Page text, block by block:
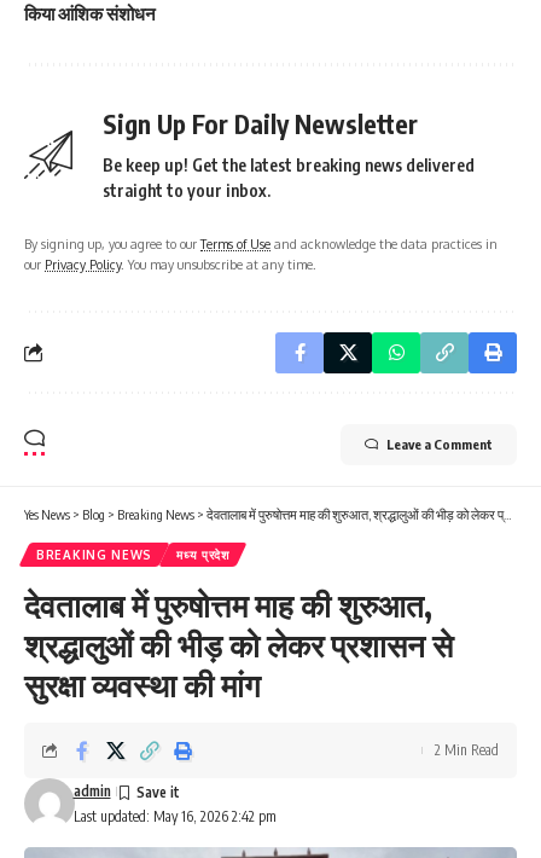
किया आंशिक संशोधन
Sign Up For Daily Newsletter
Be keep up! Get the latest breaking news delivered
straight to your inbox.
By signing up, you agree to ourTerms of Use and acknowledge the data practices in
our Privacy Policy. You may unsubscribe at any time.
Leave a Comment
Yes News > Blog > Breaking News > देवतालाब में पुरुषोत्तम माह की शुरुआत, श्रद्धालुओं की भीड़ को लेकर प्रशासन से सुरक्षा व्यवस्था की मांग
BREAKING NEWS मध्य प्रदेश
देवतालाब में पुरुषोत्तम माह की शुरुआत,
श्रद्धालुओं की भीड़ को लेकर प्रशासन से
सुरक्षा व्यवस्था की मांग
Last updated: May 16, 2026 2:42 pm
admin
2 Min Read